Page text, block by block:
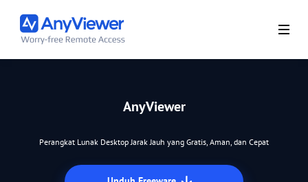
AnyViewer
Perangkat Lunak Desktop Jarak Jauh yang Gratis, Aman, dan Cepat